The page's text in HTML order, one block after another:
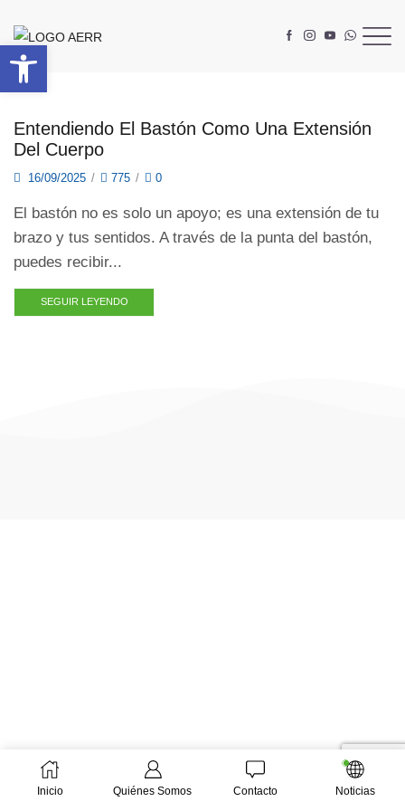
Abrir barra de herramientas
Entendiendo El Bastón Como Una Extensión
Del Cuerpo
16/09/2025 / 775 / 0
El bastón no es solo un apoyo; es una extensión de tu
brazo y tus sentidos. A través de la punta del bastón,
puedes recibir...
SEGUIR LEYENDO
Inicio Quiénes Somos Contacto Noticias